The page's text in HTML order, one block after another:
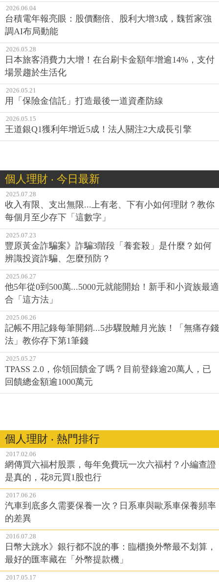
2026.06.04
台積電年報亮眼：股價翻倍、股利大增3成，魏哲家強
調AI布局動能
2026.05.28
日本旅客消費力大增！在台刷卡金額年增逾14%，支付
場景趨於生活化
2026.05.21
用「保險金信託」打造最後一道資產防線
2026.05.15
王道銀Q1獲利年增近5成！法人關注2大成長引擎
個人理財 ‧ 今日最新
2025.07.28
收入有限、支出無限...上有老、下有小如何理財？教你
每個月至少存下「這數字」
2025.07.23
豐原黃金詐騙案》詐騙3階段「養套殺」是什麼？如何
辨識投資詐騙、怎麼預防？
2025.06.27
他5年從0到500萬...5000元就能開始！新手和小資族最適
合「這方法」
2025.06.26
記帳不用記錄每筆開銷...5步驟脫離月光族！「無痛存錢
法」教你存下第1筆錢
2025.05.27
TPASS 2.0，你領回饋金了嗎？目前登錄逾20萬人，已
回饋總金額逾1000萬元
個人理財 ‧ 熱門排行
2017.02.06
網傳買六福村股票，每年免費玩一次六福村？小編查證
是真的，花8元買1股也行
2017.06.26
汽車到底多久需要保養一次？日系車與歐系車保養頻率
的差異
2016.07.28
日幣大跳水》銀行都不說的事：臨櫃換外幣最不划算，
最好的匯率藏在「外幣提款機」
2017.05.17